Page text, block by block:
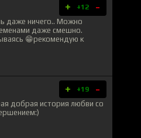
+ +12 -
даже ничего.. Можно
даже смешно.
😁рекомендую к
+ +19 -
добрая история любви со